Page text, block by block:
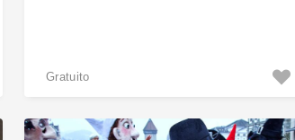
Gratuito